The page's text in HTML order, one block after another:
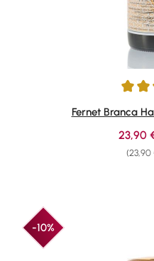
Durchschnittliche
Fernet Branca
(23,90
23,90
-10%